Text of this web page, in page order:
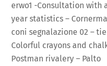
erwo1 -Consultation with
year statistics –
coni segnalazione 02 –
Colorful crayons and
Postman rivalery – Palto